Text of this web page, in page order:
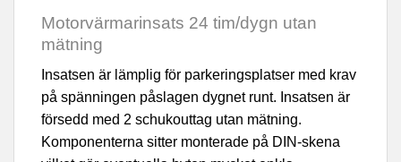
Motorvärmarinsats 24 tim/dygn utan
mätning
Insatsen är lämplig för parkeringsplatser med krav
på spänningen påslagen dygnet runt. Insatsen är
försedd med 2 schukouttag utan mätning.
Komponenterna sitter monterade på DIN-skena